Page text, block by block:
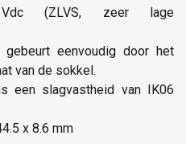
Vdc (ZLVS, zeer lage
gebeurt eenvoudig door het
van de sokkel.
een slagvastheid van IK06
x 8.6 mm